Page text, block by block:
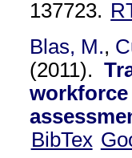
137723.
Blas, M.,
(2011).
BibTex